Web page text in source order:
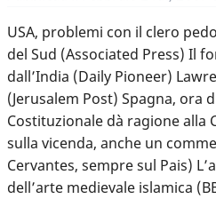
USA, problemi con il clero
del Sud (Associated Press) Il
dall’India (Daily Pioneer)
(Jerusalem Post) Spagna, ora
Costituzionale dà ragione alla
sulla vicenda, anche un
Cervantes, sempre sul Pais)
dell’arte medievale islamica